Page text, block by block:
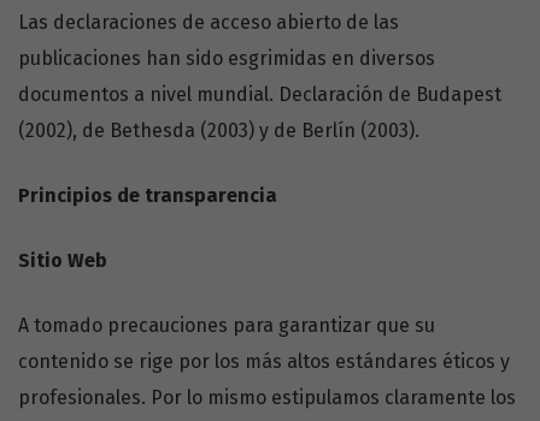
Las declaraciones de acceso abierto de las
publicaciones han sido esgrimidas en diversos
documentos a nivel mundial. Declaración de Budapest
(2002), de Bethesda (2003) y de Berlín (2003).
Principios de transparencia
Sitio Web
A tomado precauciones para garantizar que su
contenido se rige por los más altos estándares éticos y
profesionales. Por lo mismo estipulamos claramente los